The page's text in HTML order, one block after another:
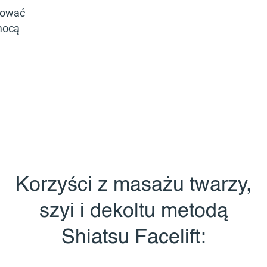
Korzyści z masażu twarzy,
szyi i dekoltu metodą
Shiatsu Facelift: